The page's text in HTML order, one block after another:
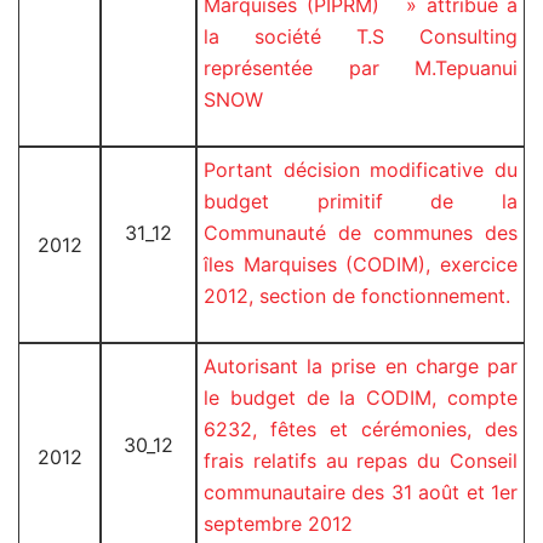
Marquises (PIPRM) » attribué à
la société T.S Consulting
représentée par M.Tepuanui
SNOW
2012 31_12
Portant décision modificative du
budget primitif de la
Communauté de communes des
îles Marquises (CODIM), exercice
2012, section de fonctionnement.
2012 30_12
Autorisant la prise en charge par
le budget de la CODIM, compte
6232, fêtes et cérémonies, des
frais relatifs au repas du Conseil
communautaire des 31 août et 1er
septembre 2012